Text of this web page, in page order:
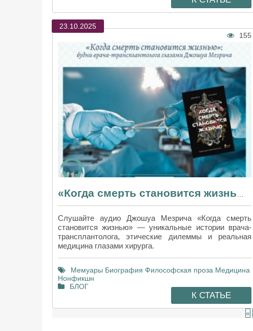
23.10.2025
155
Слушайте аудио Джошуа Мезрича «Когда смерть
становится жизнью» — уникальные истории врача-
трансплантолога, этические дилеммы и реальная
медицина глазами хирурга.
Мемуары Биография Философская проза Медицина
Нонфикшн
БЛОГ
К СТАТЬЕ
«